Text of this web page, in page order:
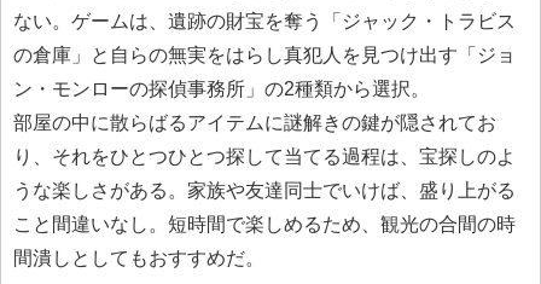
ない。ゲームは、遺跡の財宝を奪う「ジャック・トラビス
の倉庫」と自らの無実をはらし真犯人を見つけ出す「ジョ
ン・モンローの探偵事務所」の2種類から選択。
部屋の中に散らばるアイテムに謎解きの鍵が隠されてお
り、それをひとつひとつ探して当てる過程は、宝探しのよ
うな楽しさがある。家族や友達同士でいけば、盛り上がる
こと間違いなし。短時間で楽しめるため、観光の合間の時
間潰しとしてもおすすめだ。